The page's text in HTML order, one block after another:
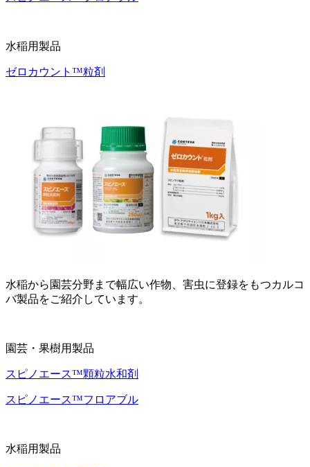
水稲用製品
ゼロカウント™粒剤
水稲から園芸分野まで幅広い作物、害虫に登録をもつカルコ
バ製品をご紹介しています。
園芸・果樹用製品
スピノエース™顆粒水和剤
スピノエース™フロアブル
水稲用製品